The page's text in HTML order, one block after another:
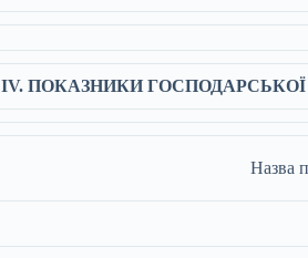
ІV. ПОКАЗНИКИ
Назва